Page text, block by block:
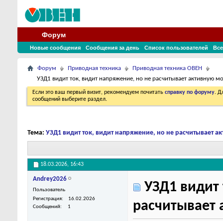
Форум
Новые сообщения Сообщения за день Список пользователей
Форум Приводная техника
Приводная техника ОВЕН
УЗД1 видит ток, видит напряжение, но не расчитывает активную
Если это ваш первый визит, рекомендуем почитать справку по форуму.
сообщений выберите раздел.
Тема: УЗД1 видит ток, видит напряжение, но не расчитывает
18.03.2026, 16:43
Andrey2026
Пользователь
Регистрация
16.02.2026
Сообщений
1
УЗД1